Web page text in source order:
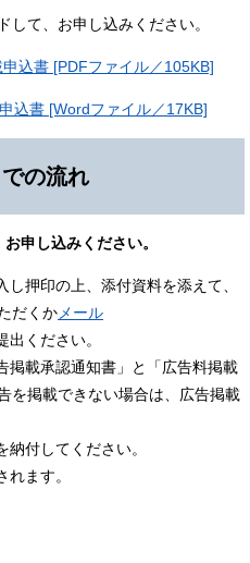
して、お申し込みください。
込書 [PDFファイル／105KB]
込書 [Wordファイル／17KB]
の流れ
申し込みください。
押印の上、添付資料を添えて、
だくかメール
出ください。
掲載承認通知書」と「広告料掲載
を掲載できない場合は、広告掲載
納付してください。
ます。